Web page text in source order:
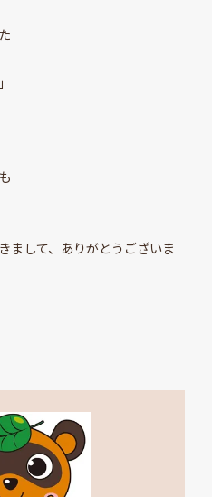
まして、ありがとうございま